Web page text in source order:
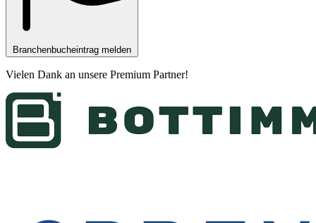
Branchenbucheintrag melden
Vielen Dank an unsere Premium Partner!